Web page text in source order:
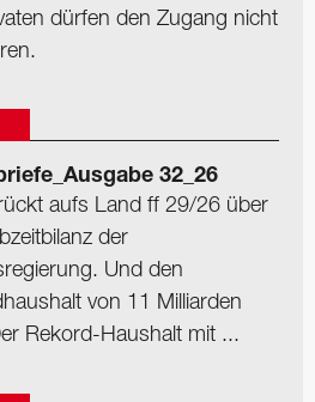
dürfen den Zugang nicht
32_26
aufs Land ff 29/26 über
der
Und den
von 11 Milliarden
Rekord-Haushalt mit ...